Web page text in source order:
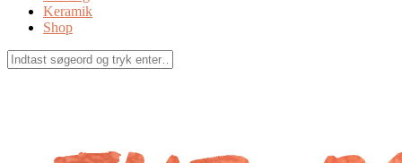
Keramik
Shop